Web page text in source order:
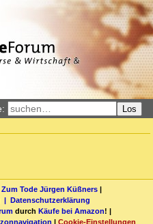
Los
Zum Tode Jürgen Küßners |
| Datenschutzerklärung
durch Käufe bei Amazon! |
| Cookie-Einstellungen